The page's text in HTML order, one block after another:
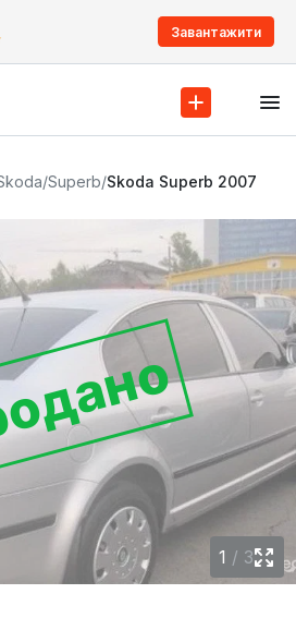
Завантажити
/Superb/Skoda Superb 2007
1 / 3